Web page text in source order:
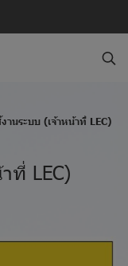
านระบบ (เจ้าหน้าที่ LEC)
ที่ LEC)